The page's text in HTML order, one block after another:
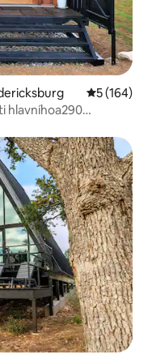
Průměrné
5 (164)
hlavníhoa290